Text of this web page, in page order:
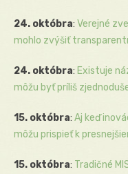
24. októbra: Verejné
mohlo zvýšiť
24. októbra: Existuje
môžu byť príliš
15. októbra: Aj keď
môžu prispieť k
15. októbra: Tradičné